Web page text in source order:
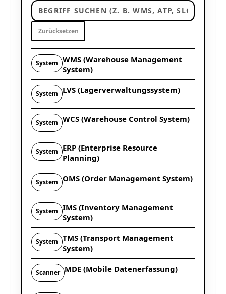
Zurücksetzen
System
WMS (Warehouse Management
System)
System LVS (Lagerverwaltungssystem)
System WCS (Warehouse Control System)
System
ERP (Enterprise Resource
Planning)
System OMS (Order Management System)
System
IMS (Inventory Management
System)
System
TMS (Transport Management
System)
Scanner MDE (Mobile Datenerfassung)